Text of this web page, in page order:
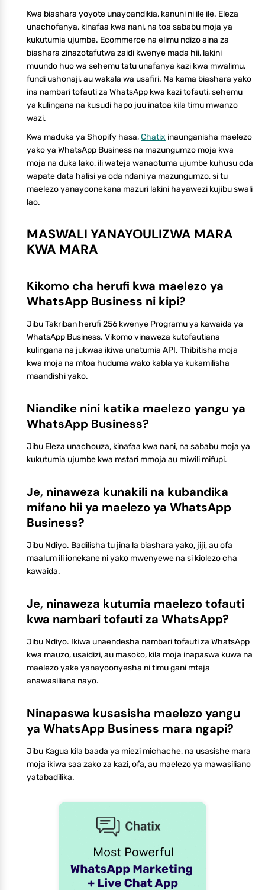
Kwa biashara yoyote unayoandikia, kanuni ni ile ile. Eleza
unachofanya, kinafaa kwa nani, na toa sababu moja ya
kukutumia ujumbe. Ecommerce na elimu ndizo aina za
biashara zinazotafutwa zaidi kwenye mada hii, lakini
muundo huo wa sehemu tatu unafanya kazi kwa mwalimu,
fundi ushonaji, au wakala wa usafiri. Na kama biashara yako
ina nambari tofauti za WhatsApp kwa kazi tofauti, sehemu
ya kulingana na kusudi hapo juu inatoa kila timu mwanzo
wazi.
Kwa maduka ya Shopify hasa,Chatix inaunganisha maelezo
yako ya WhatsApp Business na mazungumzo moja kwa
moja na duka lako, ili wateja wanaotuma ujumbe kuhusu oda
wapate data halisi ya oda ndani ya mazungumzo, si tu
maelezo yanayoonekana mazuri lakini hayawezi kujibu swali
lao.
MASWALI YANAYOULIZWA MARA
KWA MARA
Kikomo cha herufi kwa maelezo ya
WhatsApp Business ni kipi?
Jibu Takriban herufi 256 kwenye Programu ya kawaida ya
WhatsApp Business. Vikomo vinaweza kutofautiana
kulingana na jukwaa ikiwa unatumia API. Thibitisha moja
kwa moja na mtoa huduma wako kabla ya kukamilisha
maandishi yako.
Niandike nini katika maelezo yangu ya
WhatsApp Business?
Jibu Eleza unachouza, kinafaa kwa nani, na sababu moja ya
kukutumia ujumbe kwa mstari mmoja au miwili mifupi.
Je, ninaweza kunakili na kubandika
mifano hii ya maelezo ya WhatsApp
Business?
Jibu Ndiyo. Badilisha tu jina la biashara yako, jiji, au ofa
maalum ili ionekane ni yako mwenyewe na si kiolezo cha
kawaida.
Je, ninaweza kutumia maelezo tofauti
kwa nambari tofauti za WhatsApp?
Jibu Ndiyo. Ikiwa unaendesha nambari tofauti za WhatsApp
kwa mauzo, usaidizi, au masoko, kila moja inapaswa kuwa na
maelezo yake yanayoonyesha ni timu gani mteja
anawasiliana nayo.
Ninapaswa kusasisha maelezo yangu
ya WhatsApp Business mara ngapi?
Jibu Kagua kila baada ya miezi michache, na usasishe mara
moja ikiwa saa zako za kazi, ofa, au maelezo ya mawasiliano
yatabadilika.